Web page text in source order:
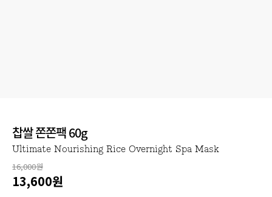
찹쌀 쫀쫀팩 60g
Ultimate Nourishing Rice Overnight Spa Mask
16,000원
13,600원